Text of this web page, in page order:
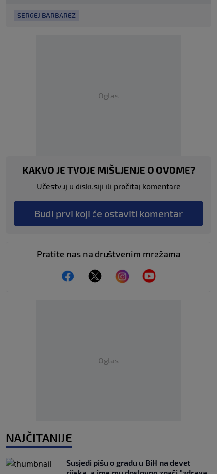
SERGEJ BARBAREZ
Oglas
KAKVO JE TVOJE MIŠLJENJE O OVOME?
Učestvuj u diskusiji ili pročitaj komentare
Budi prvi koji će ostaviti komentar
Pratite nas na društvenim mrežama
Oglas
NAJČITANIJE
Susjedi pišu o gradu u BiH na devet